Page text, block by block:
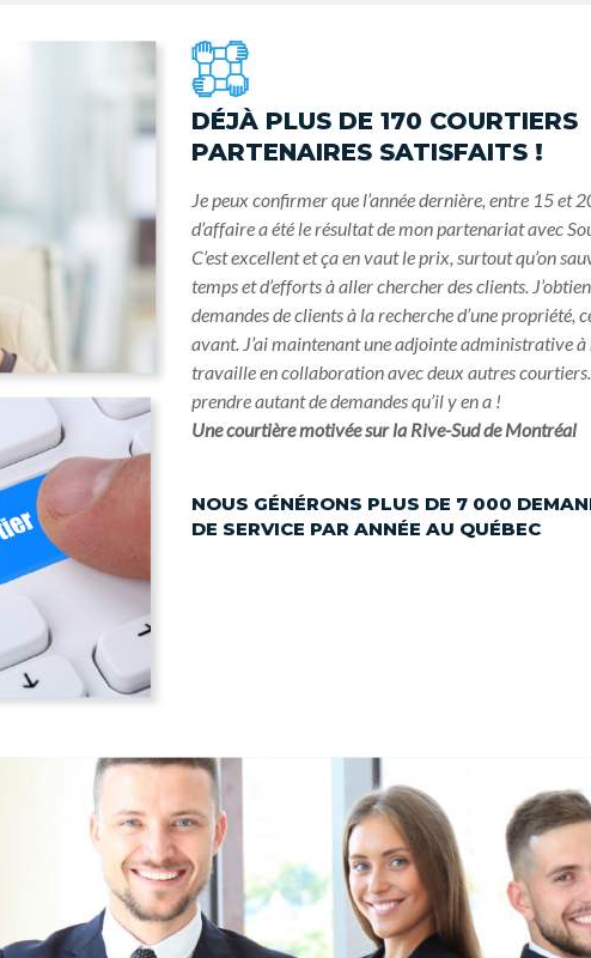
DÉJÀ PLUS DE 170 COURTIERS
PARTENAIRES SATISFAITS !
Je peux confirmer que l’année dernière, entre 15 et
d’affaire a été le résultat de mon partenariat avec
C’est excellent et ça en vaut le prix, surtout qu’on
temps et d’efforts à aller chercher des clients.
demandes de clients à la recherche d’une propriété,
avant. J’ai maintenant une adjointe administrative à
travaille en collaboration avec deux autres
prendre autant de demandes qu’il y en a !
Une courtière motivée sur la Rive-Sud de Montréal
NOUS GÉNÉRONS PLUS DE 7 000
DE SERVICE PAR ANNÉE AU QUÉBEC